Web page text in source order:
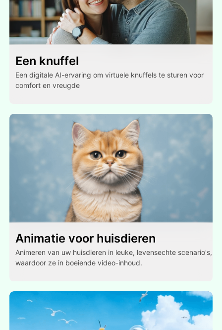
Een knuffel
Een digitale AI-ervaring om virtuele knuffels te sturen voor
comfort en vreugde
Animatie voor huisdieren
Animeren van uw huisdieren in leuke, levensechte scenario's,
waardoor ze in boeiende video-inhoud.